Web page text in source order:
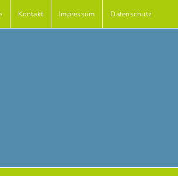
Kontakt Impressum Datenschutz